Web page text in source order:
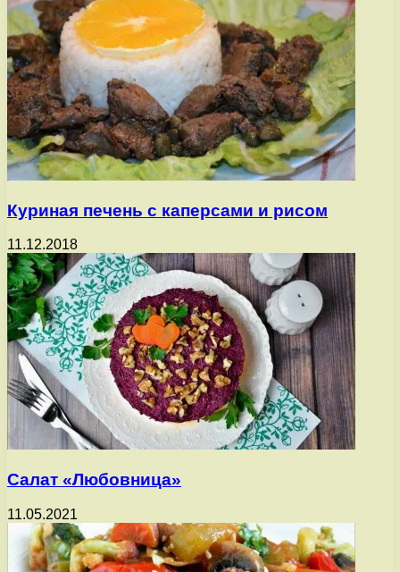
Куриная печень с каперсами и рисом
11.12.2018
Салат «Любовница»
11.05.2021